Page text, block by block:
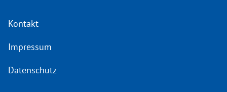
Kontakt
Impressum
Datenschutz